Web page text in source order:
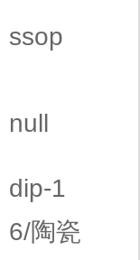
ssop
null
dip-1
6/陶瓷